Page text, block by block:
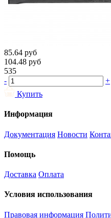
85.64 руб
104.48 руб
535
-
+
Купить
Информация
Документация Новости
Помощь
Доставка Оплата
Условия использования
Правовая информация